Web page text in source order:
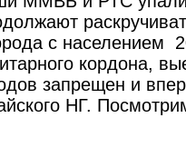
с населением
кордона,
запрещен и
НГ.